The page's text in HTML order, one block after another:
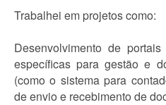
Trabalhei em projetos como:
Desenvolvimento de
específicas para gestão e
(como o sistema para
de envio e recebimento de